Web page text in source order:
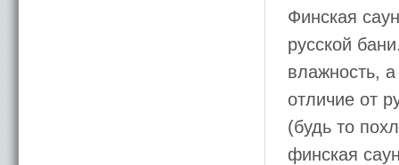
Финская
русской
влажность,
отличие от
(будь то
финская